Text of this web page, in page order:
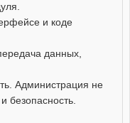
и коде
данных,
Администрация не
безопасность.